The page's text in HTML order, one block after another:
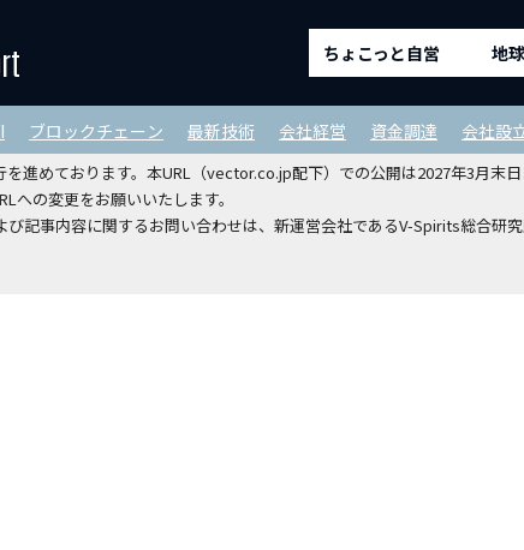
】
会社ベクターホールディングスホールディングスから
進めております。本URL（vector.co.jp配下）での公開は2027年3月
への変更をお願いいたします。
記事内容に関するお問い合わせは、新運営会社であるV-Spirits総合研究
ちょこっと自営 地
ブロックチェーン 最新技術 会社経営 資金調達 会社設